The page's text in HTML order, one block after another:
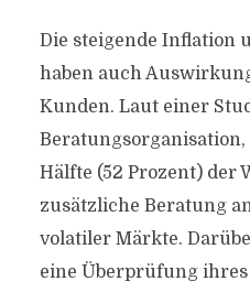
Die steigende Inflation
haben auch
Kunden. Laut einer
Hälfte (52 Prozent) der
zusätzliche Beratung
volatiler Märkte.
eine Überprüfung ihres